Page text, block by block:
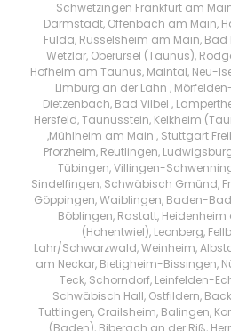
Schwetzingen Frankfurt am
Darmstadt, Offenbach am Main,
Fulda, Rüsselsheim am Main,
Wetzlar, Oberursel (Taunus),
Hofheim am Taunus, Maintal, Neu-
Limburg an der Lahn ,
Dietzenbach, Bad Vilbel ,
Hersfeld, Taunusstein, Kelkheim
,Mühlheim am Main , Stuttgart
Pforzheim, Reutlingen,
Tübingen, Villingen-
Sindelfingen, Schwäbisch Gmünd,
Göppingen, Waiblingen, Baden-
Böblingen, Rastatt, Heidenheim
(Hohentwiel), Leonberg,
Lahr/Schwarzwald, Weinheim,
am Neckar, Bietigheim-Bissingen,
Teck, Schorndorf, Leinfelden-
Schwäbisch Hall, Ostfildern,
Tuttlingen, Crailsheim, Balingen,